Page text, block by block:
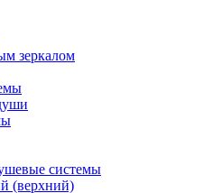
зеркалом
системы
(верхний)